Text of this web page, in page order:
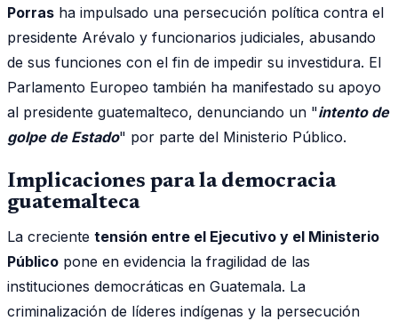
Porras ha impulsado una persecución política contra el
presidente Arévalo y funcionarios judiciales, abusando
de sus funciones con el fin de impedir su investidura. El
Parlamento Europeo también ha manifestado su apoyo
al presidente guatemalteco, denunciando un "intento de
golpe de Estado" por parte del Ministerio Público.
Implicaciones para la democracia
guatemalteca
La creciente tensión entre el Ejecutivo y el Ministerio
Público pone en evidencia la fragilidad de las
instituciones democráticas en Guatemala. La
criminalización de líderes indígenas y la persecución